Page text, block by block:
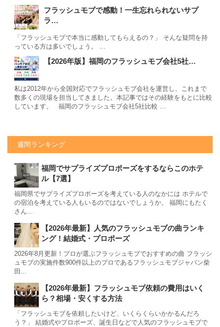
フラッシュモブで感動！一生忘れられないサプ
ラ…
「フラッシュモブで本当に感動してもらえるの？」 そんな疑問を持
っている方は多いでしょう。 …
【2026年版】福岡のフラッシュモブ会社5社…
私は2012年から全国対応でフラッシュモブ会社を運営し、これまで
数多くの現場を担当してきました。本記事ではその経験をもとに比較
しています。 福岡のフラッシュモブ会社5社比較 …
週間ランキング
福岡でサプライズプロポーズをするならこのホテ
ル【7選】
福岡県でサプライズプロポーズを考えている人のなかには ホテルで
の宿泊を考えている人もいるのではないでしょうか。 福岡にもたく
さん...
【2026年最新】人気のフラッシュモブの曲ランキ
ング！結婚式・プロポーズ
2026年8月更新！プロが選ぶフラッシュモブでおすすめの曲 フラッシ
ュモブの実施件数900件以上のプロであるフラッシュモブジャパン柴
田...
【2026年最新】フラッシュモブ依頼の費用はいく
ら？相場・安くする方法
「フラッシュモブを依頼したいけど、いくらくらいかかるんだろ
う？」 結婚式やプロポーズ、誕生日などで人気のフラッシュモブで